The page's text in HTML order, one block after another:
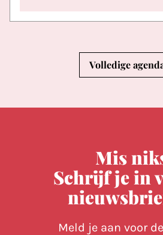
Volledige
Mis
Schrijf je in
Meld je aan voor